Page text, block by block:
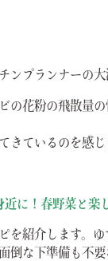
ンプランナーの大
の花粉の飛散量
きているのを感じ
近に！春野菜と楽
を紹介します。
倒な下準備も不